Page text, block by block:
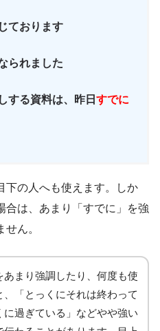
ております
られました
する資料は、昨日 すでに
下の人へも使えます。しか
合は、あまり「すでに」を強
ん。
あまり強調したり、何度も使
、「とっくにそれは終わって
に過ぎている」などやや強い